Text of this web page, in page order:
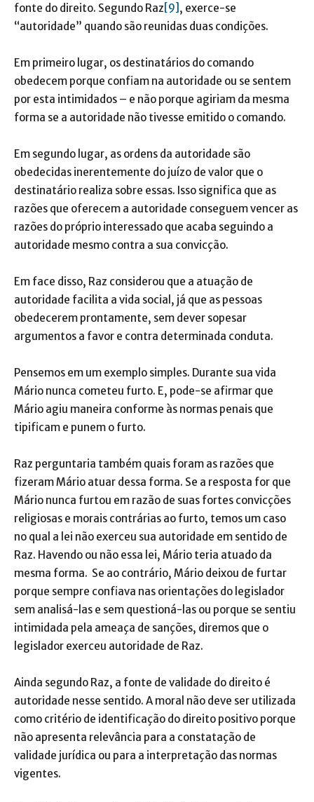
fonte do direito. Segundo Raz [9] , exerce-se
“autoridade” quando são reunidas duas condições.
Em primeiro lugar, os destinatários do comando
obedecem porque confiam na autoridade ou se sentem
por esta intimidados – e não porque agiriam da mesma
forma se a autoridade não tivesse emitido o comando.
Em segundo lugar, as ordens da autoridade são
obedecidas inerentemente do juízo de valor que o
destinatário realiza sobre essas. Isso significa que as
razões que oferecem a autoridade conseguem vencer as
razões do próprio interessado que acaba seguindo a
autoridade mesmo contra a sua convicção.
Em face disso, Raz considerou que a atuação de
autoridade facilita a vida social, já que as pessoas
obedecerem prontamente, sem dever sopesar
argumentos a favor e contra determinada conduta.
Pensemos em um exemplo simples. Durante sua vida
Mário nunca cometeu furto. E, pode-se afirmar que
Mário agiu maneira conforme às normas penais que
tipificam e punem o furto.
Raz perguntaria também quais foram as razões que
fizeram Mário atuar dessa forma. Se a resposta for que
Mário nunca furtou em razão de suas fortes convicções
religiosas e morais contrárias ao furto, temos um caso
no qual a lei não exerceu sua autoridade em sentido de
Raz. Havendo ou não essa lei, Mário teria atuado da
mesma forma. Se ao contrário, Mário deixou de furtar
porque sempre confiava nas orientações do legislador
sem analisá-las e sem questioná-las ou porque se sentiu
intimidada pela ameaça de sanções, diremos que o
legislador exerceu autoridade de Raz.
Ainda segundo Raz, a fonte de validade do direito é
autoridade nesse sentido. A moral não deve ser utilizada
como critério de identificação do direito positivo porque
não apresenta relevância para a constatação de
validade jurídica ou para a interpretação das normas
vigentes.